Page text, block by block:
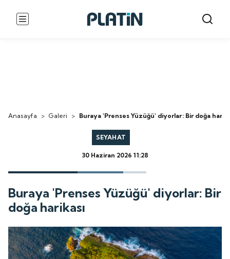
Anasayfa > Galeri > Buraya 'Prenses Yüzüğü' diyorlar: Bir doğa
SEYAHAT
30 Haziran 2026 11:28
Buraya 'Prenses Yüzüğü' diyorlar: Bir
doğa harikası